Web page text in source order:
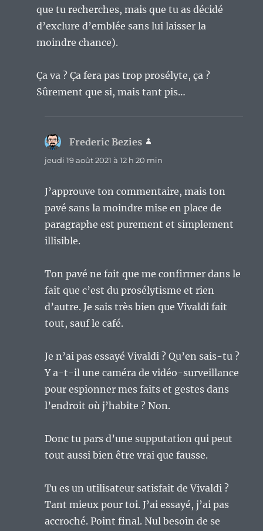
que tu recherches, mais que tu as décidé
d’exclure d’emblée sans lui laisser la
moindre chance).
Ça va ? Ça fera pas trop prosélyte, ça ?
Sûrement que si, mais tant pis…
Frederic Bezies
jeudi 19 août 2021 à 12 h 20 min
J’approuve ton commentaire, mais ton
pavé sans la moindre mise en place de
paragraphe est purement et simplement
illisible.
Ton pavé ne fait que me confirmer dans le
fait que c’est du prosélytisme et rien
d’autre. Je sais très bien que Vivaldi fait
tout, sauf le café.
Je n’ai pas essayé Vivaldi ? Qu’en sais-tu ?
Y a-t-il une caméra de vidéo-surveillance
pour espionner mes faits et gestes dans
l’endroit où j’habite ? Non.
Donc tu pars d’une supputation qui peut
tout aussi bien être vrai que fausse.
Tu es un utilisateur satisfait de Vivaldi ?
Tant mieux pour toi. J’ai essayé, j’ai pas
accroché. Point final. Nul besoin de se